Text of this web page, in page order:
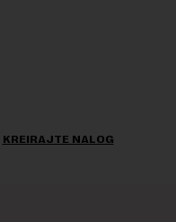
KREIRAJTE NALOG